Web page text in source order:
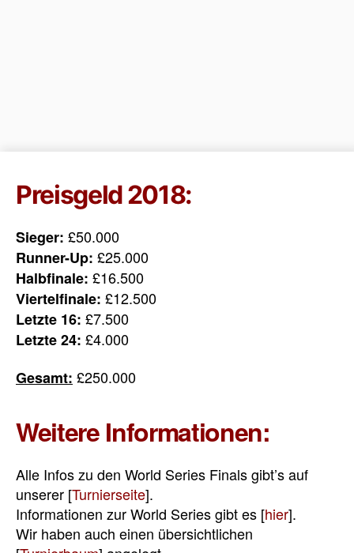
Preisgeld 2018:
Sieger: £50.000
Runner-Up: £25.000
Halbfinale: £16.500
Viertelfinale: £12.500
Letzte 16: £7.500
Letzte 24: £4.000
Gesamt: £250.000
Weitere Informationen:
Alle Infos zu den World Series Finals gibt’s auf
unserer [Turnierseite].
Informationen zur World Series gibt es [hier].
Wir haben auch einen übersichtlichen